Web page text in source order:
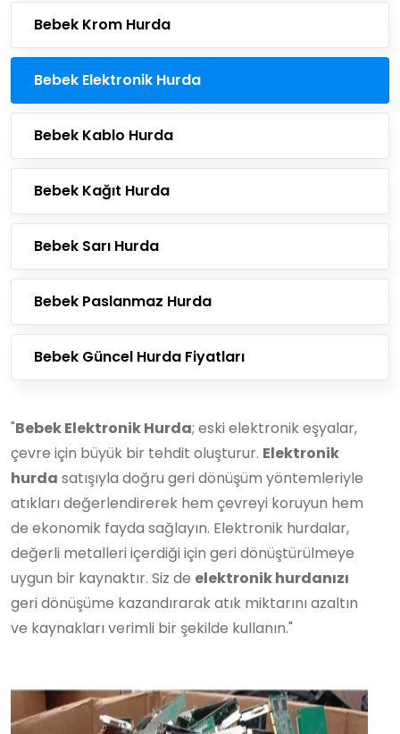
Bebek Krom Hurda
Bebek Elektronik Hurda
Bebek Kablo Hurda
Bebek Kağıt Hurda
Bebek Sarı Hurda
Bebek Paslanmaz Hurda
Bebek Güncel Hurda Fiyatları
"Bebek Elektronik Hurda; eski elektronik eşyalar,
çevre için büyük bir tehdit oluşturur. Elektronik
hurda satışıyla doğru geri dönüşüm yöntemleriyle
atıkları değerlendirerek hem çevreyi koruyun hem
de ekonomik fayda sağlayın. Elektronik hurdalar,
değerli metalleri içerdiği için geri dönüştürülmeye
uygun bir kaynaktır. Siz de elektronik hurdanızı
geri dönüşüme kazandırarak atık miktarını azaltın
ve kaynakları verimli bir şekilde kullanın."